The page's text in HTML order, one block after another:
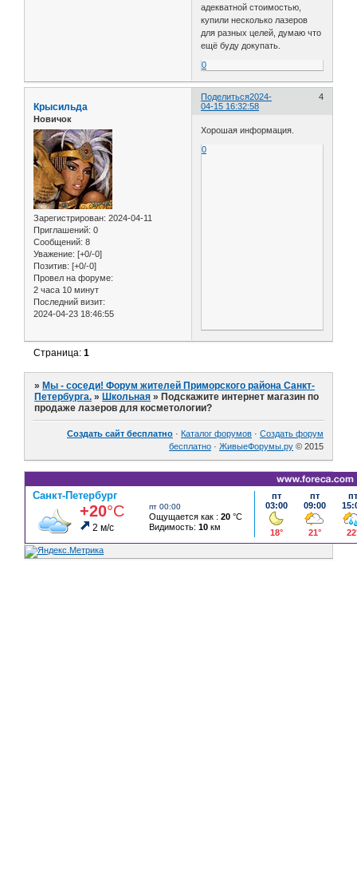
адекватной стоимостью,
купили несколько лазеров
для разных целей, думаю что
ещё буду докупать.
0
Поделиться 4
2024-
04-15 16:32:58
Крысильда
Новичок
Зарегистрирован: 2024-04-11
Приглашений: 0
Сообщений: 8
Уважение: [+0/-0]
Позитив: [+0/-0]
Провел на форуме:
2 часа 10 минут
Последний визит:
2024-04-23 18:46:55
Хорошая информация.
0
Страница:1
» Мы - соседи! Форум жителей Приморского района Санкт-
Петербурга. » Школьная » Подскажите интернет магазин по
продаже лазеров для косметологии?
Создать сайт бесплатно · Каталог форумов · Создать форум
бесплатно · ЖивыеФорумы.ру © 2015